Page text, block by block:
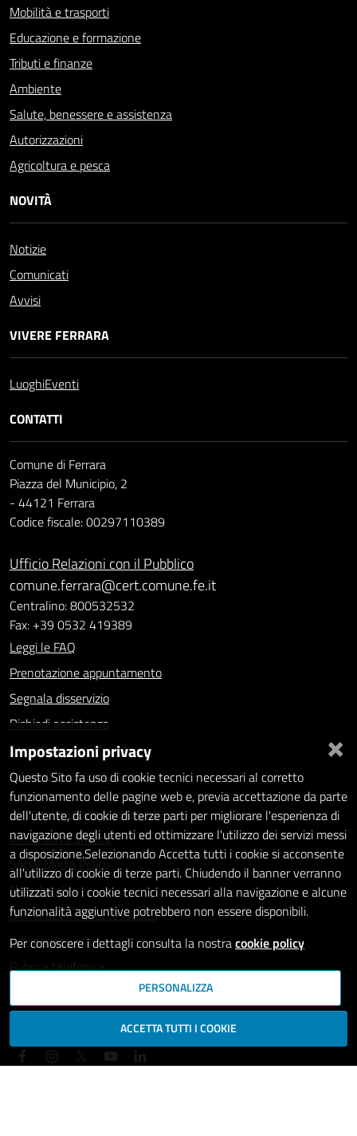
Mobilità e trasporti
Educazione e formazione
Tributi e finanze
Ambiente
Salute, benessere e assistenza
Autorizzazioni
Agricoltura e pesca
NOVITÀ
Notizie
Comunicati
Avvisi
VIVERE FERRARA
LuoghiEventi
CONTATTI
Comune di Ferrara
Piazza del Municipio, 2
- 44121 Ferrara
Codice fiscale: 00297110389
Ufficio Relazioni con il Pubblico
comune.ferrara@cert.comune.fe.it
Centralino: 800532532
Fax: +39 0532 419389
Leggi le FAQ
Prenotazione appuntamento
Segnala disservizio
Richiedi assistenza
Statistiche dei Siti web
Intranet - accesso riservato
Amministrazione trasparente
Informativa privacy
Social Media Policy
Note legali
Dichiarazione di accessibilità
Whistleblowing
Rubrica telefonica
SEGUICI SU
×
Impostazioni privacy
Questo Sito fa uso di cookie tecnici necessari al corretto
funzionamento delle pagine web e, previa accettazione da parte
dell'utente, di cookie di terze parti per migliorare l'esperienza di
navigazione degli utenti ed ottimizzare l'utilizzo dei servizi messi
a disposizione.Selezionando Accetta tutti i cookie si acconsente
all'utilizzo di cookie di terze parti. Chiudendo il banner verranno
utilizzati solo i cookie tecnici necessari alla navigazione e alcune
funzionalità aggiuntive potrebbero non essere disponibili.
Per conoscere i dettagli consulta la nostracookie policy
PERSONALIZZA
ACCETTA TUTTI I COOKIE